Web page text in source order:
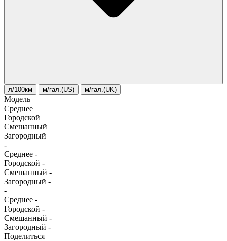
л/100км м/гал.(US) м/гал.(UK)
Модель
Среднее
Городской
Смешанный
Загородный
-
Среднее -
Городской -
Смешанный -
Загородный -
-
Среднее -
Городской -
Смешанный -
Загородный -
Поделиться